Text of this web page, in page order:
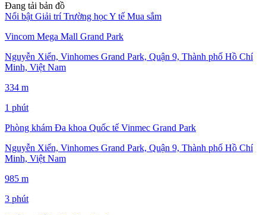
Đang tải bản đồ
Nổi bật Giải trí Trường họcY tế Mua sắm
Vincom Mega Mall Grand Park
Nguyễn Xiển, Vinhomes Grand Park, Quận 9, Thành phố Hồ Chí
Minh, Việt Nam
334 m
1 phút
Phòng khám Đa khoa Quốc tế Vinmec Grand Park
Nguyễn Xiển, Vinhomes Grand Park, Quận 9, Thành phố Hồ Chí
Minh, Việt Nam
985 m
3 phút